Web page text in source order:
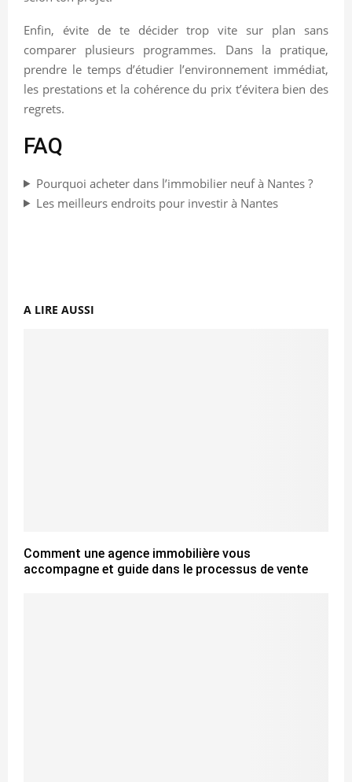
Enfin, évite de te décider trop vite sur plan sans
comparer plusieurs programmes. Dans la pratique,
prendre le temps d’étudier l’environnement immédiat,
les prestations et la cohérence du prix t’évitera bien des
regrets.
FAQ
Pourquoi acheter dans l’immobilier neuf à Nantes ?
Les meilleurs endroits pour investir à Nantes
A LIRE AUSSI
Comment une agence immobilière vous
accompagne et guide dans le processus de vente